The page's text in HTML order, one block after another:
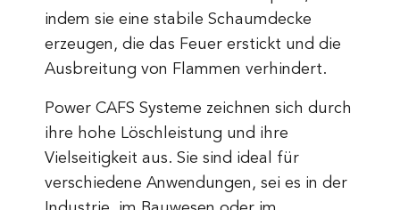
indem sie eine stabile Schaumdecke
erzeugen, die das Feuer erstickt und die
Ausbreitung von Flammen verhindert.
Power CAFS Systeme zeichnen sich durch
ihre hohe Löschleistung und ihre
Vielseitigkeit aus. Sie sind ideal für
verschiedene Anwendungen, sei es in der